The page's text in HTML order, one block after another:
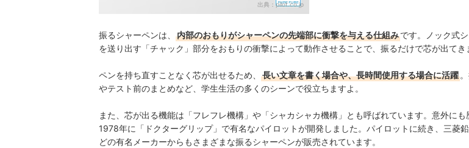
出典：pilot.co.jp
振るシャーペンは、 内部のおもりがシャーペンの先端部に衝撃を与える仕組みです。ノック式
を送り出す「チャック」部分をおもりの衝撃によって動作させることで、振るだけで芯が出てき
ペンを持ち直すことなく芯が出せるため、 長い文章を書く場合や、長時間使用する場合に活躍
やテスト前のまとめなど、学生生活の多くのシーンで役立ちますよ。
また、芯が出る機能は「フレフレ機構」や「シャカシャカ機構」とも呼ばれています。意外にも
1978年に「ドクターグリップ」で有名なパイロットが開発しました。パイロットに続き、三菱
どの有名メーカーからもさまざまな振るシャーペンが販売されています。